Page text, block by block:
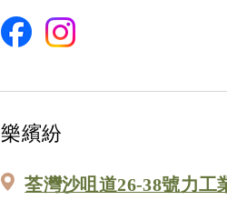
樂繽紛
荃灣沙咀道26-38號力工